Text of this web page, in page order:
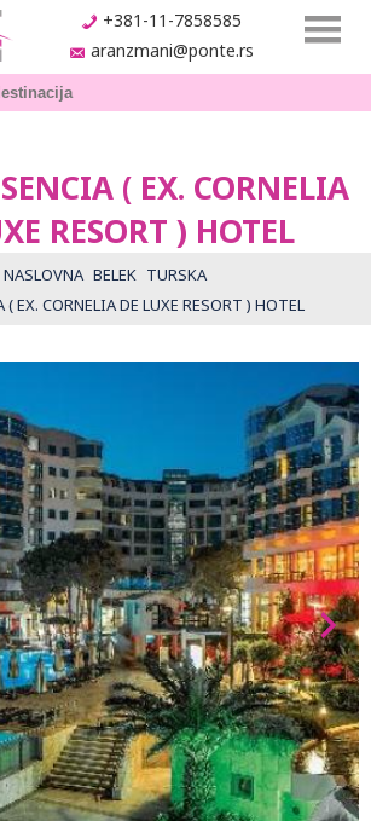
+381-11-7858585
aranzmani@ponte.rs
( EX. CORNELIA
RESORT ) HOTEL
NASLOVNA BELEK TURSKA
( EX. CORNELIA DE LUXE RESORT ) HOTEL